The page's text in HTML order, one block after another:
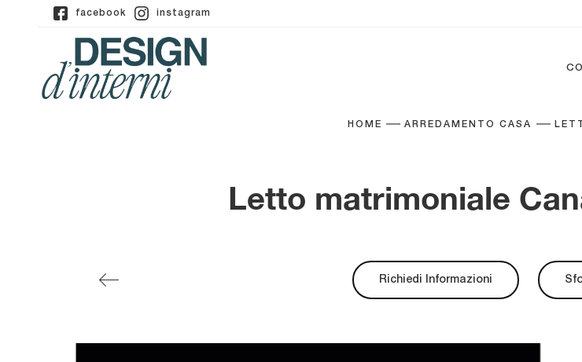
facebook instagram
HOME ARREDAMENTO CASA
Letto matrimoniale
Richiedi Informazioni